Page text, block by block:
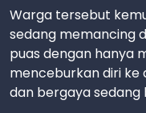
Warga tersebut
sedang memancing
puas dengan hanya
menceburkan diri
dan bergaya sedang